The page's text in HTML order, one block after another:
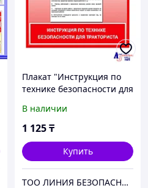
Плакат "Инструкция по
технике безопасности для
В наличии
1 125₸
Купить
ТОО ЛИНИЯ БЕЗОПАСНОСТИ 101